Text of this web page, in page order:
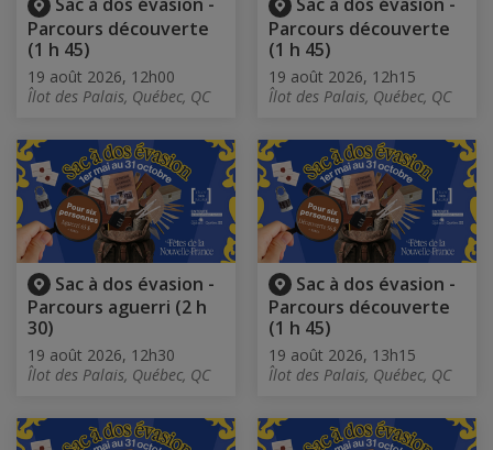
Sac à dos évasion -
Parcours découverte
(1 h 45)
19 août 2026, 12h00
Îlot des Palais, Québec, QC
Sac à dos évasion -
Parcours découverte
(1 h 45)
19 août 2026, 12h15
Îlot des Palais, Québec, QC
Sac à dos évasion -
Parcours aguerri (2 h
30)
19 août 2026, 12h30
Îlot des Palais, Québec, QC
Sac à dos évasion -
Parcours découverte
(1 h 45)
19 août 2026, 13h15
Îlot des Palais, Québec, QC